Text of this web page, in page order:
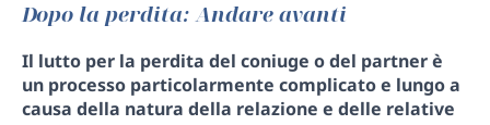
Dopo la perdita: Andare avanti
Il lutto per la perdita del coniuge o del partner è
un processo particolarmente complicato e lungo a
causa della natura della relazione e delle relative